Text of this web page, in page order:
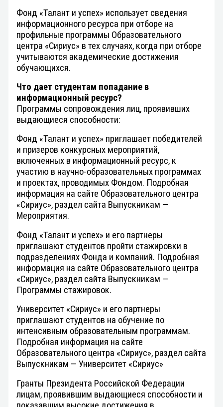
Фонд «Талант и успех» использует сведения
информационного ресурса при отборе на
профильные программы Образовательного
центра «Сириус» в тех случаях, когда при отборе
учитываются академические достижения
обучающихся.
Что дает студентам попадание в
информационный ресурс?
Программы сопровождения лиц, проявивших
выдающиеся способности:
Фонд «Талант и успех» приглашает победителей
и призеров конкурсных мероприятий,
включенных в информационный ресурс, к
участию в научно-образовательных программах
и проектах, проводимых Фондом. Подробная
информация на сайте Образовательного центра
«Сириус», раздел сайта Выпускникам —
Мероприятия.
Фонд «Талант и успех» и его партнеры
приглашают студентов пройти стажировки в
подразделениях Фонда и компаний. Подробная
информация на сайте Образовательного центра
«Сириус», раздел сайта Выпускникам —
Программы стажировок.
Университет «Сириус» и его партнеры
приглашают студентов на обучение по
интенсивным образовательным программам.
Подробная информация на сайте
Образовательного центра «Сириус», раздел сайта
Выпускникам — Университет «Сириус»
Гранты Президента Российской Федерации
лицам, проявившим выдающиеся способности и